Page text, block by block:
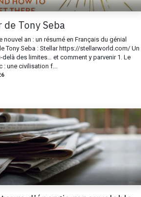
Tony Seba
nouvel an : un résumé en Français du génial
Tony Seba : Stellar https://stellarworld.com/ Un
delà des limites… et comment y parvenir 1. Le
une civilisation f...